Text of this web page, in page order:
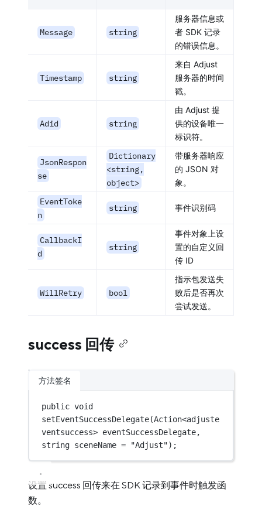
Message string
服务器信息或
者 SDK 记录
的错误信息。
Timestamp string
来自 Adjust
服务器的时间
戳。
Adid string
由 Adjust 提
供的设备唯一
标识符。
JsonRespon
se
Dictionary
<string,
object>
带服务器响应
的 JSON 对
象。
EventToke
n
string 事件识别码
CallbackI
d
string
事件对象上设
置的自定义回
传 ID
WillRetry bool
指示包发送失
败后是否再次
尝试发送。
success 回传
方法签名
public void
setEventSuccessDelegate(Action<adjuste
ventsuccess> eventSuccessDelegate
string sceneName = "Adjust");
设置 success 回传来在 SDK 记录到事件时触发函
数。